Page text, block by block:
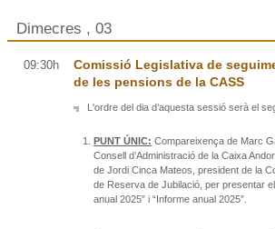
Dimecres , 03
09:30h
Comissió Legislativa de
de les pensions de la CASS
L'ordre del dia d’aquesta sessió serà el
PUNT ÚNIC: Compareixença de Marc
Consell d’Administració de la Caixa
de Jordi Cinca Mateos, president de la
de Reserva de Jubilació, per presentar
anual 2025” i “Informe anual 2025”.